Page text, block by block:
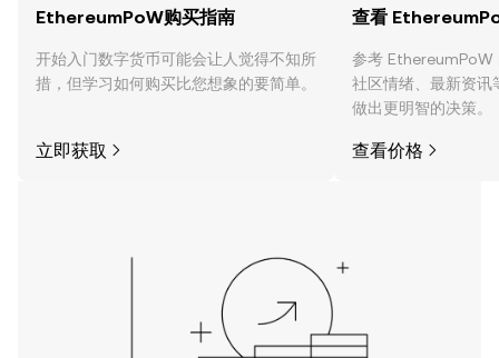
EthereumPoW购买指南
开始入门数字货币可能会让人觉得不知所
措，但学习如何购买比您想象的要简单。
立即获取
查看
参考 EthereumPoW
社区情绪、最新资讯
做出更明智的决策。
查看价格